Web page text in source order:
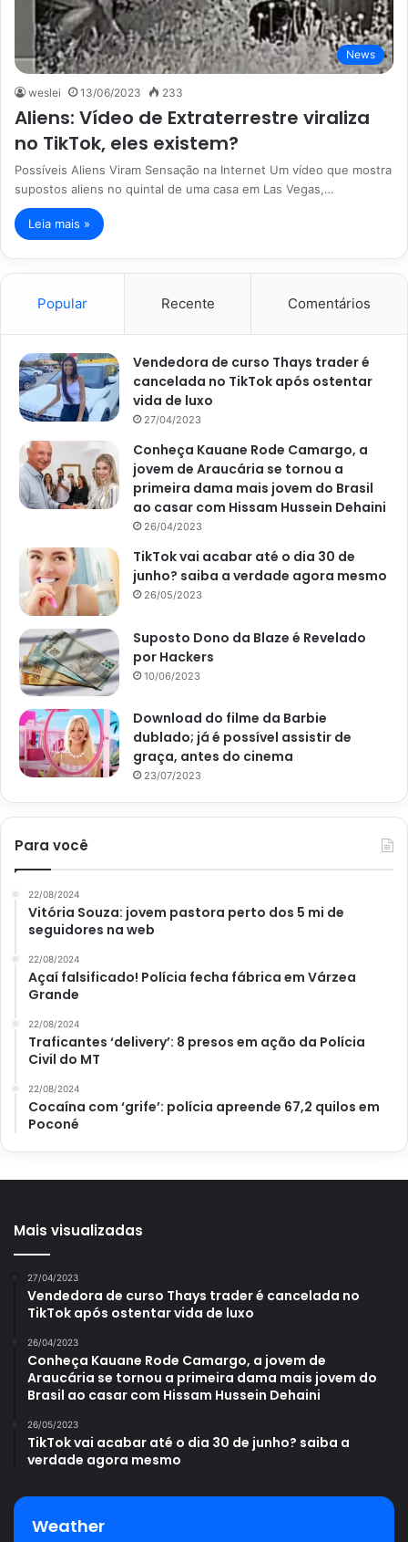
News
weslei 13/06/2023 233
Aliens: Vídeo de Extraterrestre viraliza
no TikTok, eles existem?
Possíveis Aliens Viram Sensação na Internet Um vídeo que mostra
supostos aliens no quintal de uma casa em Las Vegas,…
Leia mais »
Popular Recente Comentários
Vendedora de curso Thays trader é
cancelada no TikTok após ostentar
vida de luxo
27/04/2023
Conheça Kauane Rode Camargo, a
jovem de Araucária se tornou a
primeira dama mais jovem do Brasil
ao casar com Hissam Hussein Dehaini
26/04/2023
TikTok vai acabar até o dia 30 de
junho? saiba a verdade agora mesmo
26/05/2023
Suposto Dono da Blaze é Revelado
por Hackers
10/06/2023
Download do filme da Barbie
dublado; já é possível assistir de
graça, antes do cinema
23/07/2023
Para você
22/08/2024
Vitória Souza: jovem pastora perto dos 5 mi de
seguidores na web
22/08/2024
Açaí falsificado! Polícia fecha fábrica em Várzea
Grande
22/08/2024
Traficantes ‘delivery’: 8 presos em ação da Polícia
Civil do MT
22/08/2024
Cocaína com ‘grife’: polícia apreende 67,2 quilos em
Poconé
Mais visualizadas
27/04/2023
Vendedora de curso Thays trader é cancelada no
TikTok após ostentar vida de luxo
26/04/2023
Conheça Kauane Rode Camargo, a jovem de
Araucária se tornou a primeira dama mais jovem do
Brasil ao casar com Hissam Hussein Dehaini
26/05/2023
TikTok vai acabar até o dia 30 de junho? saiba a
verdade agora mesmo
Weather